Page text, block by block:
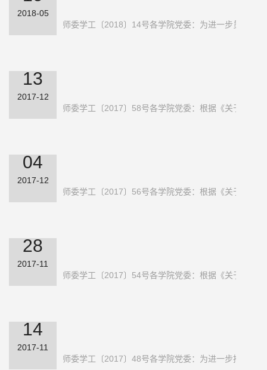
2018-05
关于开展福建师范大学网络思想政治
师委学工〔2018〕14号各学院党委：为进一步贯彻落
13
2017-12
关于公布2017-2018学年易班立项项
师委学工〔2017〕58号各学院党委：根据《关于开展
04
2017-12
福建师范大学关于表彰2016-2017学
师委学工〔2017〕56号各学院党委：根据《关于做好
28
2017-11
关于公布2016-2017学年易班立项结
师委学工〔2017〕54号各学院党委：根据《关于公布
14
2017-11
关于做好2016-2017学年易班先进集
师委学工〔2017〕48号各学院党委：为进一步推进易